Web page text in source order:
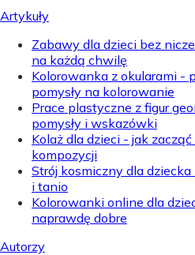
Artykuły
Zabawy dla dzieci bez
na każdą chwilę
Kolorowanka z okularami -
pomysły na kolorowanie
Prace plastyczne z figur
pomysły i wskazówki
Kolaż dla dzieci - jak
kompozycji
Strój kosmiczny dla
i tanio
Kolorowanki online dla
naprawdę dobre
Autorzy